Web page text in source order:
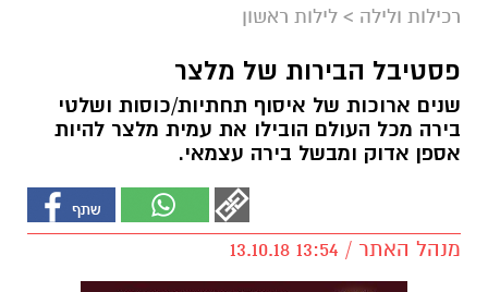
רכילות ולילה > לילות ראשון
פסטיבל הבירות של מלצר
שנים ארוכות של איסוף תחתיות/כוסות ושלטי
בירה מכל העולם הובילו את עמית מלצר להיות
אספן אדוק ומבשל בירה עצמאי.
מנהל האתר / 13:54 13.10.18